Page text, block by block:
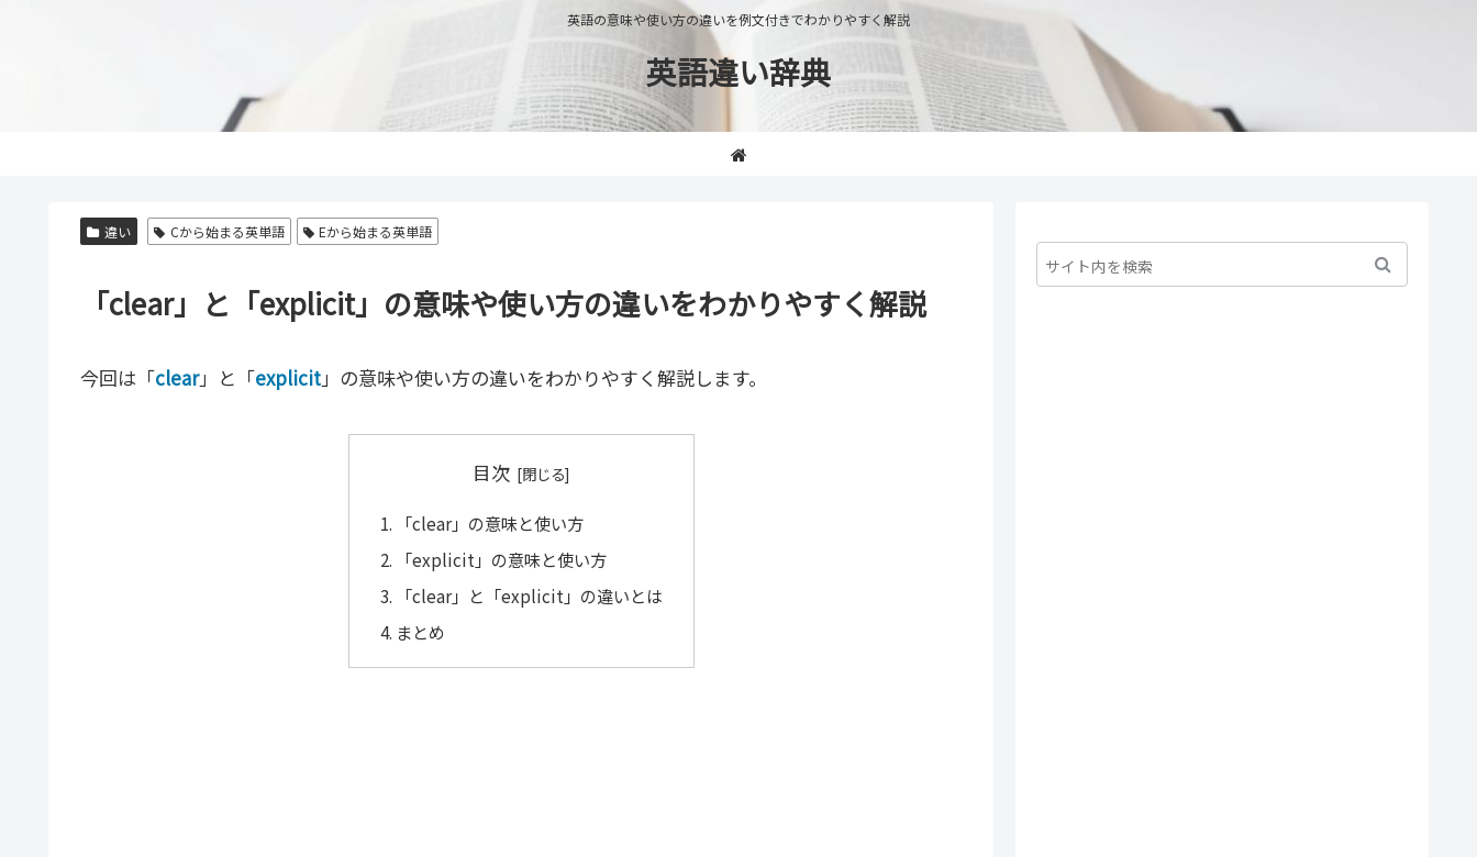
英語の意味や使い方の違いを例文付きでわかりやすく解説
英語違い辞典
違い Cから始まる英単語 Eから始まる英単語
「clear」と「explicit」の意味や使い方の違いをわかりやすく解説
今回は「clear」と「explicit」の意味や使い方の違いをわかりやすく解説します。
目次
「clear」の意味と使い方
「explicit」の意味と使い方
「clear」と「explicit」の違いとは
まとめ